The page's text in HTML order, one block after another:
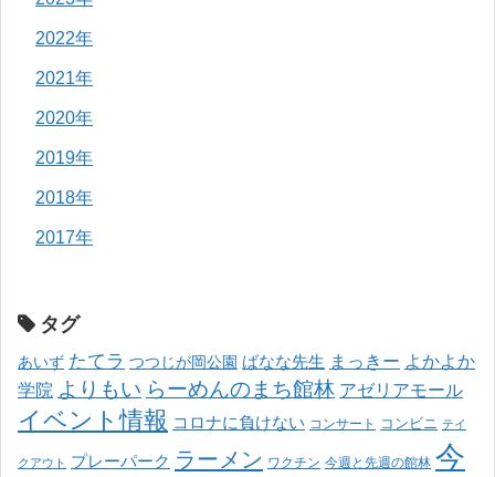
2022年
2021年
2020年
2019年
2018年
2017年
タグ
あいず たてラ つつじが岡公園 ばなな先生 まっきー よかよか
学院 よりもい らーめんのまち館林 アゼリアモール
イベント情報 コロナに負けない コンサート コンビニ テイ
クアウト プレーパーク ラーメン ワクチン 今週と先週の館林 今